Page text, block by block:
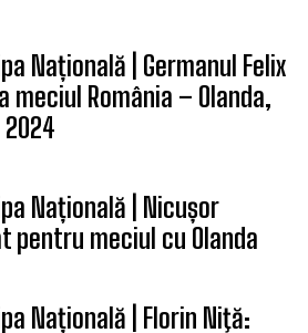
Națională | Germanul Felix
meciul România – Olanda,
Națională | Nicușor
pentru meciul cu Olanda
Națională | Florin Niţă: